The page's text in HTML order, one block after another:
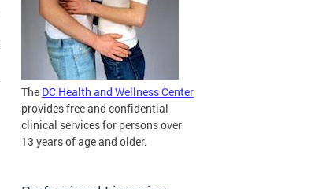
The DC Health and Wellness Center
provides free and confidential
clinical services for persons over
13 years of age and older.